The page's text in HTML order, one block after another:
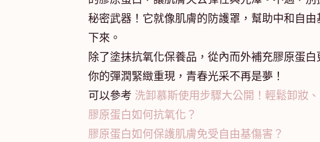
秘密武器！它就像肌膚的防護罩，幫助中和自
下來。
除了塗抹抗氧化保養品，從內而外補充膠原蛋
你的彈潤緊緻重現，青春光采不再是夢！
可以參考 洗卸慕斯使用步驟大公開！輕鬆卸妝
膠原蛋白如何抗氧化？
膠原蛋白如何保護肌膚免受自由基傷害？